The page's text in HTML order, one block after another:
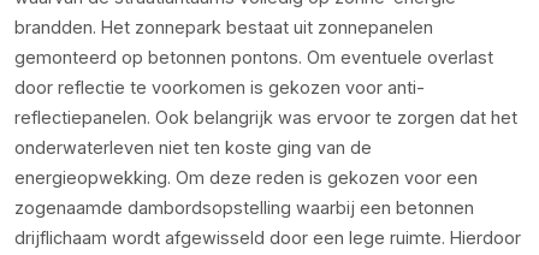
brandden. Het zonnepark bestaat uit zonnepanelen
gemonteerd op betonnen pontons. Om eventuele overlast
door reflectie te voorkomen is gekozen voor anti-
reflectiepanelen. Ook belangrijk was ervoor te zorgen dat het
onderwaterleven niet ten koste ging van de
energieopwekking. Om deze reden is gekozen voor een
zogenaamde dambordsopstelling waarbij een betonnen
drijflichaam wordt afgewisseld door een lege ruimte. Hierdoor